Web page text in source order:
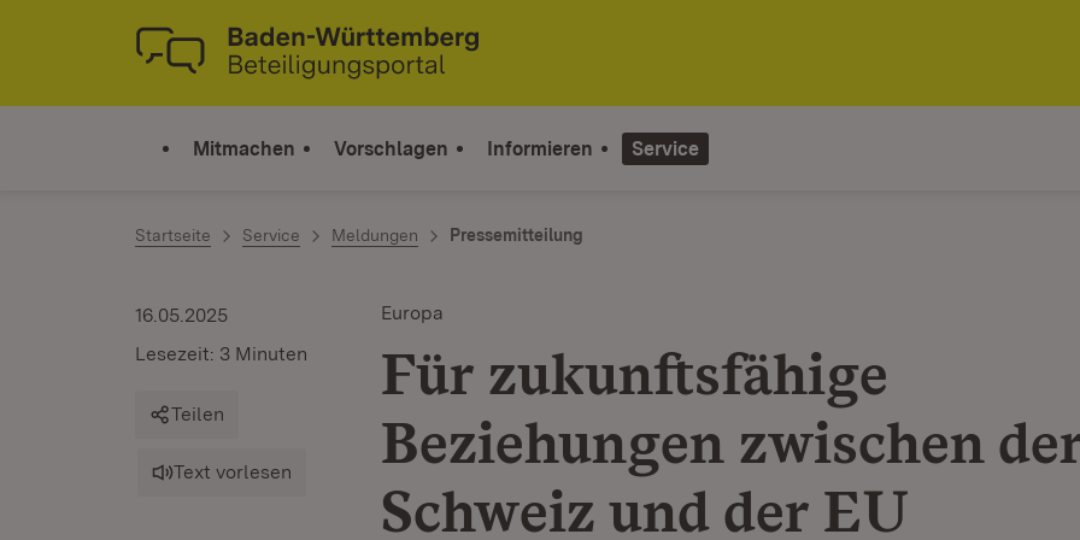
Zum Inhalt springen
Link zur Startseite
Mitmachen Vorschlagen Informieren Service
Startseite Service Meldungen Pressemitteilung
Europa
Für zukunftsfähige
Beziehungen zwischen
Schweiz und der EU
16.05.2025
Lesezeit: 3 Minuten
Teilen
Text vorlesen